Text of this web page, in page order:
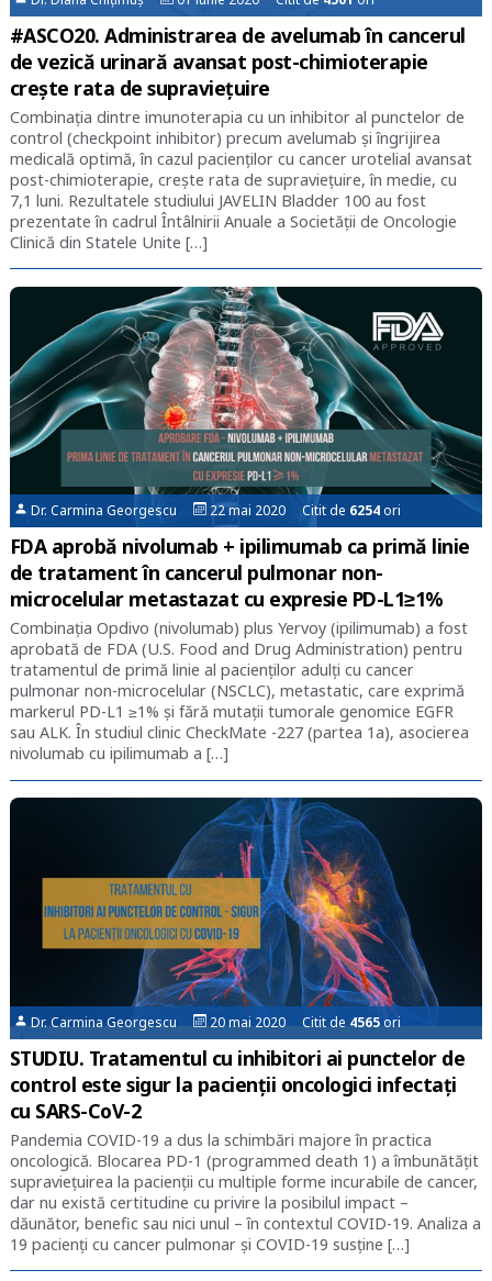
#ASCO20. Administrarea de avelumab în cancerul
de vezică urinară avansat post-chimioterapie
crește rata de supraviețuire
Combinația dintre imunoterapia cu un inhibitor al punctelor de
control (checkpoint inhibitor) precum avelumab și îngrijirea
medicală optimă, în cazul pacienților cu cancer urotelial avansat
post-chimioterapie, crește rata de supraviețuire, în medie, cu
7,1 luni. Rezultatele studiului JAVELIN Bladder 100 au fost
prezentate în cadrul Întâlnirii Anuale a Societății de Oncologie
Clinică din Statele Unite […]
Dr. Carmina Georgescu 22 mai 2020 Citit de 6254ori
FDA aprobă nivolumab + ipilimumab ca primă linie
de tratament în cancerul pulmonar non-
microcelular metastazat cu expresie PD-L1≥1%
Combinația Opdivo (nivolumab) plus Yervoy (ipilimumab) a fost
aprobată de FDA (U.S. Food and Drug Administration) pentru
tratamentul de primă linie al pacienților adulți cu cancer
pulmonar non-microcelular (NSCLC), metastatic, care exprimă
markerul PD-L1 ≥1% și fără mutații tumorale genomice EGFR
sau ALK. În studiul clinic CheckMate -227 (partea 1a), asocierea
nivolumab cu ipilimumab a […]
Dr. Carmina Georgescu 20 mai 2020 Citit de4565ori
STUDIU. Tratamentul cu inhibitori ai punctelor de
control este sigur la pacienții oncologici infectați
cu SARS-CoV-2
Pandemia COVID-19 a dus la schimbări majore în practica
oncologică. Blocarea PD-1 (programmed death 1) a îmbunătățit
supraviețuirea la pacienții cu multiple forme incurabile de cancer,
dar nu există certitudine cu privire la posibilul impact –
dăunător, benefic sau nici unul – în contextul COVID-19. Analiza a
19 pacienți cu cancer pulmonar și COVID-19 susține […]